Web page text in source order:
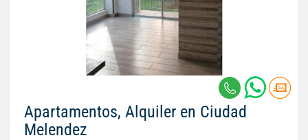
Apartamentos, Alquiler en Ciudad
Melendez